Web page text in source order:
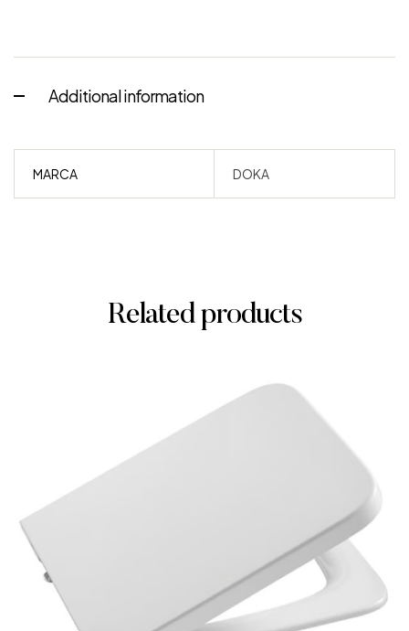
Additional information
MARCA DOKA
Related products